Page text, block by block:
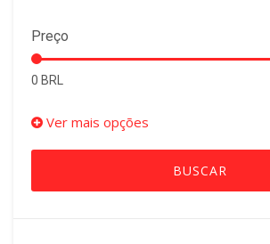
Preço
0 BRL
Ver mais opções
BUSCAR